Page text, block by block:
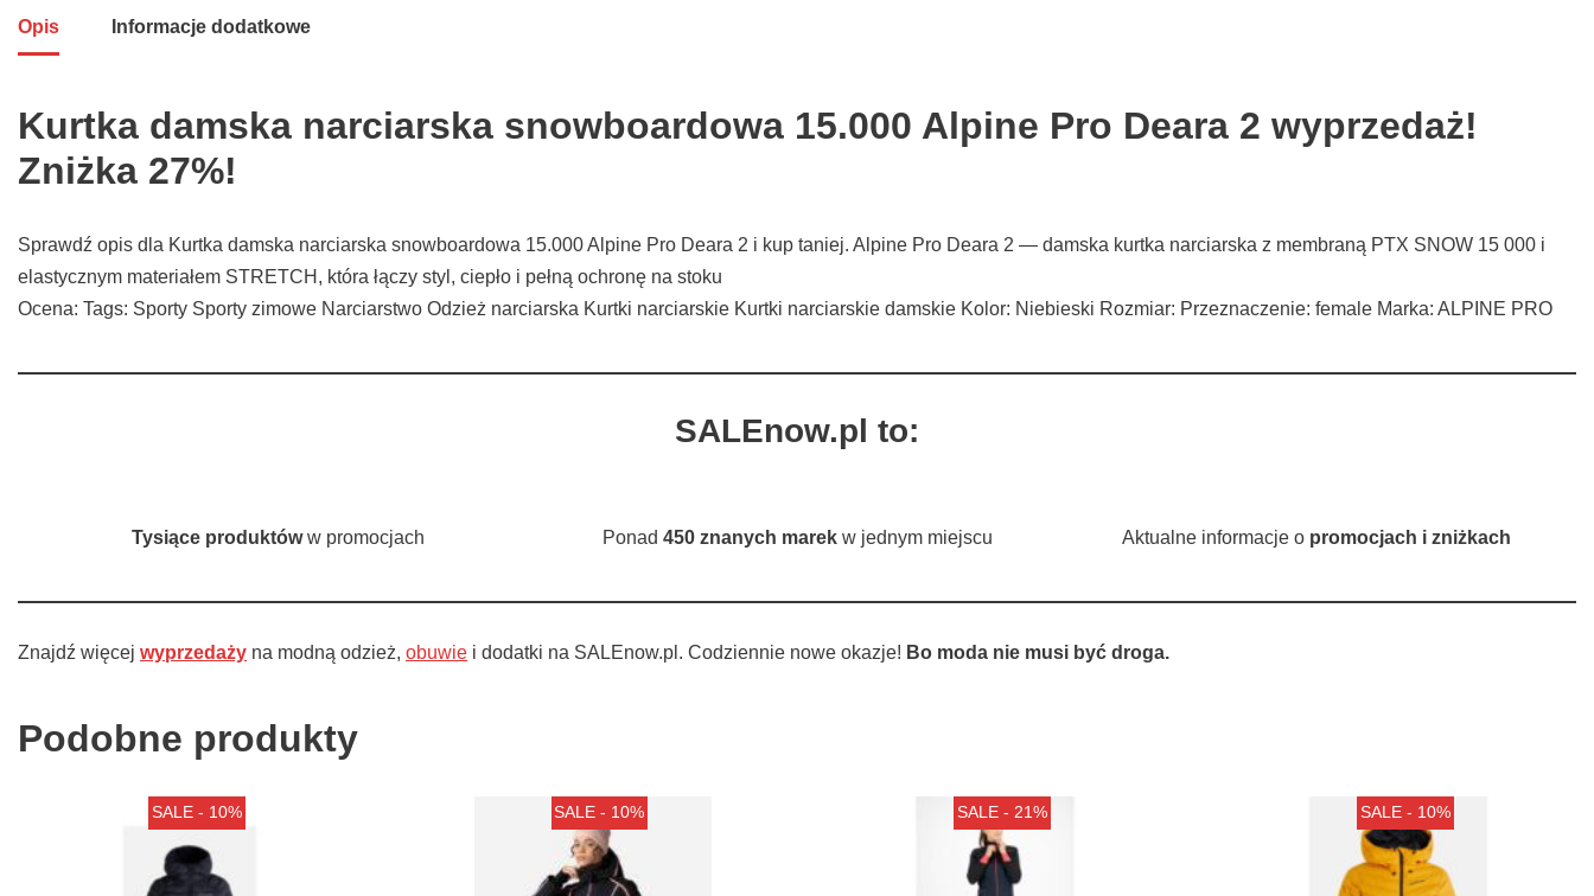
Opis Informacje dodatkowe
Kurtka damska narciarska snowboardowa 15.000 Alpine Pro Deara 2 wyprzedaż!
Zniżka 27%!
Sprawdź opis dla Kurtka damska narciarska snowboardowa 15.000 Alpine Pro Deara 2 i kup taniej. Alpine Pro Deara 2 — damska kurtka narciarska z membraną PTX SNOW 15 000 i
elastycznym materiałem STRETCH, która łączy styl, ciepło i pełną ochronę na stoku
Ocena: Tags: Sporty Sporty zimowe Narciarstwo Odzież narciarska Kurtki narciarskie Kurtki narciarskie damskie Kolor: Niebieski Rozmiar: Przeznaczenie: female Marka: ALPINE PRO
SALEnow.pl to:
Tysiące produktóww promocjach Ponad 450 znanych marekw jednym miejscu Aktualne informacje o promocjach i zniżkach
Znajdź więcej wyprzedaży na modną odzież, obuwie i dodatki na SALEnow.pl. Codziennie nowe okazje! Bo moda nie musi być droga.
Podobne produkty
SALE - 10% SALE - 10% SALE - 21% SALE - 10%